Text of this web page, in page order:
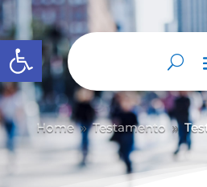
Abrir barra de herramientas
Home 9 Testamento 9